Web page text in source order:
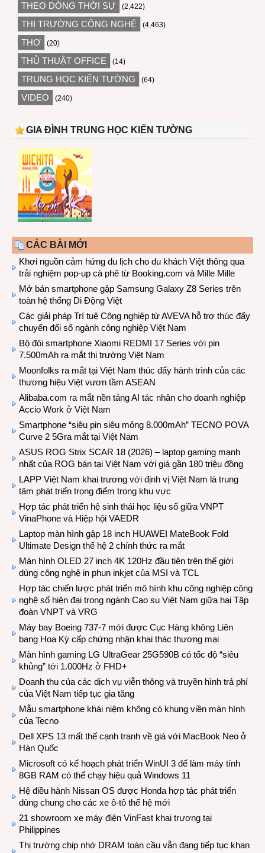
THEO DÒNG THỜI SỰ (2,422)
THỊ TRƯỜNG CÔNG NGHỆ (4,463)
THƠ (20)
THỦ THUẬT OFFICE (14)
TRUNG HỌC KIẾN TƯỜNG (64)
VIDEO (240)
GIA ĐÌNH TRUNG HỌC KIẾN TƯỜNG
CÁC BÀI MỚI
Khơi nguồn cảm hứng du lịch cho du khách Việt thông qua
trải nghiệm pop-up cà phê từ Booking.com và Mille Mille
Mở bán smartphone gập Samsung Galaxy Z8 Series trên
toàn hệ thống Di Động Việt
Các giải pháp Trí tuệ Công nghiệp từ AVEVA hỗ trợ thúc đẩy
chuyển đổi số ngành công nghiệp Việt Nam
Bộ đôi smartphone Xiaomi REDMI 17 Series với pin
7.500mAh ra mắt thị trường Việt Nam
Moonfolks ra mắt tại Việt Nam thúc đẩy hành trình của các
thương hiệu Việt vươn tầm ASEAN
Alibaba.com ra mắt nền tảng AI tác nhân cho doanh nghiệp
Accio Work ở Việt Nam
Smartphone “siêu pin siêu mỏng 8.000mAh” TECNO POVA
Curve 2 5Gra mắt tại Việt Nam
ASUS ROG Strix SCAR 18 (2026) – laptop gaming mạnh
nhất của ROG bán tại Việt Nam với giá gần 180 triệu đồng
LAPP Việt Nam khai trương với định vị Việt Nam là trung
tâm phát triển trọng điểm trong khu vực
Hợp tác phát triển hệ sinh thái học liệu số giữa VNPT
VinaPhone và Hiệp hội VAEDR
Laptop màn hình gập 18 inch HUAWEI MateBook Fold
Ultimate Design thế hệ 2 chính thức ra mắt
Màn hình OLED 27 inch 4K 120Hz đầu tiên trên thế giới
dùng công nghệ in phun inkjet của MSI và TCL
Hợp tác chiến lược phát triển mô hình khu công nghiệp công
nghệ số hiện đại trong ngành Cao su Việt Nam giữa hai Tập
đoàn VNPT và VRG
Máy bay Boeing 737-7 mới được Cục Hàng không Liên
bang Hoa Kỳ cấp chứng nhận khai thác thương mại
Màn hình gaming LG UltraGear 25G590B có tốc độ “siêu
khủng” tới 1.000Hz ở FHD+
Doanh thu của các dịch vụ viễn thông và truyền hình trả phí
của Việt Nam tiếp tục gia tăng
Mẫu smartphone khái niệm không có khung viền màn hình
của Tecno
Dell XPS 13 mất thế cạnh tranh về giá với MacBook Neo ở
Hàn Quốc
Microsoft có kế hoạch phát triển WinUI 3 để làm máy tính
8GB RAM có thể chạy hiệu quả Windows 11
Hệ điều hành Nissan OS được Honda hợp tác phát triển
dùng chung cho các xe ô-tô thế hệ mới
21 showroom xe máy điện VinFast khai trương tại
Philippines
Thị trường chip nhớ DRAM toàn cầu vẫn đang tiếp tục khan